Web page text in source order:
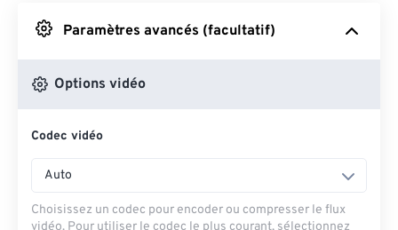
Depuis Google Drive
Depuis OneDrive
Paramètres avancés (facultatif)
Options vidéo
Codec vidéo
Auto
Choisissez un codec pour encoder ou compresser le flux
vidéo. Pour utiliser le codec le plus courant, sélectionnez